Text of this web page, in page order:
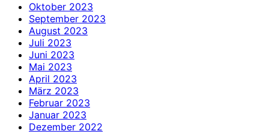
Oktober 2023
September 2023
August 2023
Juli 2023
Juni 2023
Mai 2023
April 2023
März 2023
Februar 2023
Januar 2023
Dezember 2022